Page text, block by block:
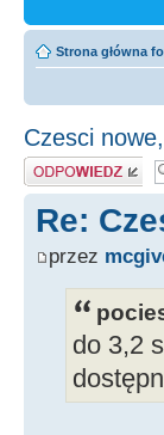
Strona główna
Czesci
Odpowiedz
Re:
przez
do 3,2